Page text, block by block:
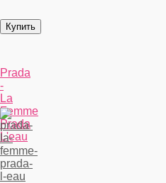
Prada
-
La
Femme
Prada
L'eau